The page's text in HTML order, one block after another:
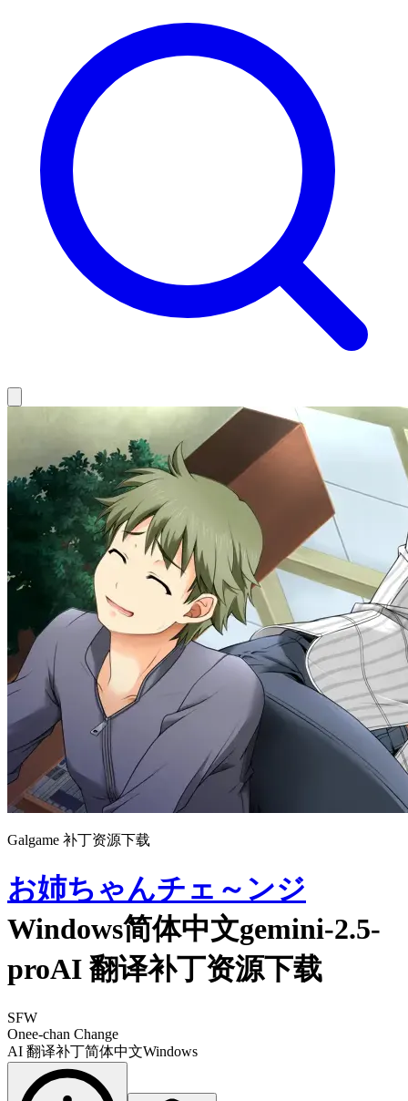
Galgame 补丁资源下载
お姉ちゃんチェ～ンジ
Windows简体中文gemini-2.5-
proAI 翻译补丁资源下载
SFW
Onee-chan Change
AI 翻译补丁简体中文Windows